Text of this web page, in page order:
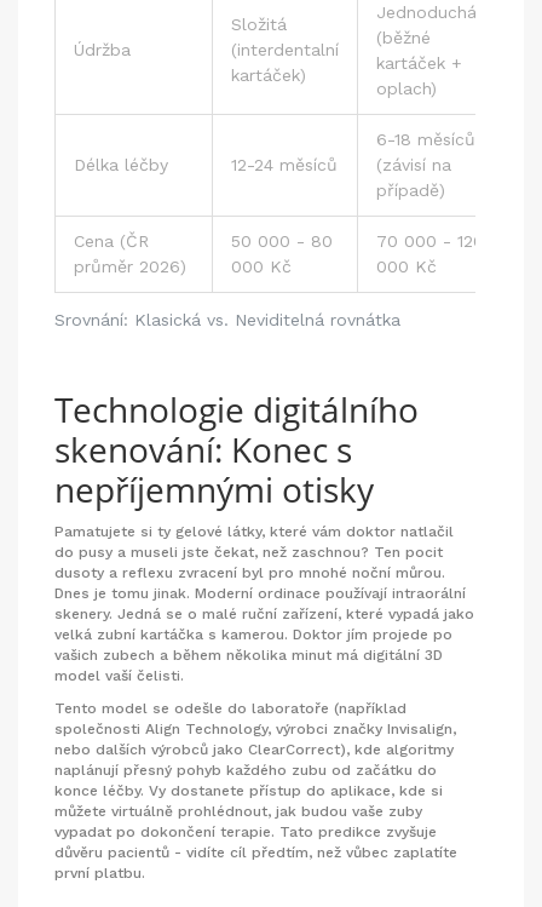
Srovnání: Klasická vs. Neviditelná rovnátka
Údržba
Složitá
(interdentalní
kartáček)
Jednoduchá
(běžné
kartáček +
oplach)
Délka léčby 12-24 měsíců
6-18 měsíců
(závisí na
případě)
Cena (ČR
průměr 2026)
50 000 - 80
000 Kč
70 000 - 120
000 Kč
Technologie digitálního
skenování: Konec s
nepříjemnými otisky
Pamatujete si ty gelové látky, které vám doktor natlačil
do pusy a museli jste čekat, než zaschnou? Ten pocit
dusoty a reflexu zvracení byl pro mnohé noční můrou.
Dnes je tomu jinak. Moderní ordinace používají intraorální
skenery. Jedná se o malé ruční zařízení, které vypadá jako
velká zubní kartáčka s kamerou. Doktor jím projede po
vašich zubech a během několika minut má digitální 3D
model vaší čelisti.
Tento model se odešle do laboratoře (například
společnosti Align Technology, výrobci značky Invisalign,
nebo dalších výrobců jako ClearCorrect), kde algoritmy
naplánují přesný pohyb každého zubu od začátku do
konce léčby. Vy dostanete přístup do aplikace, kde si
můžete virtuálně prohlédnout, jak budou vaše zuby
vypadat po dokončení terapie. Tato predikce zvyšuje
důvěru pacientů - vidíte cíl předtím, než vůbec zaplatíte
první platbu.